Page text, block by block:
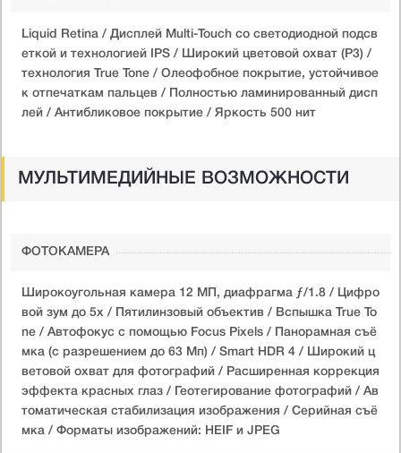
Liquid Retina / Дисплей Multi-Touch со светодиодной подсв
еткой и технологией IPS / Широкий цветовой охват (P3) /
технология True Tone / Олеофобное покрытие, устойчивое
к отпечаткам пальцев / Полностью ламинированный дисп
лей / Антибликовое покрытие / Яркость 500 нит
МУЛЬТИМЕДИЙНЫЕ ВОЗМОЖНОСТИ
ФОТОКАМЕРА
Широкоугольная камера 12 МП, диафрагма ƒ/1.8 / Цифро
вой зум до 5x / Пятилинзовый объектив / Вспышка True To
ne / Автофокус с помощью Focus Pixels / Панорамная съё
мка (с разрешением до 63 Мп) / Smart HDR 4 / Широкий ц
ветовой охват для фотографий / Расширенная коррекция
эффекта красных глаз / Геотегирование фотографий / Ав
томатическая стабилизация изображения / Серийная съё
мка / Форматы изображений: HEIF и JPEG